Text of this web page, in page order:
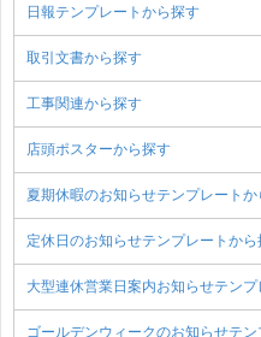
日報テンプレートから探す
取引文書から探す
工事関連から探す
店頭ポスターから探す
夏期休暇のお知らせテンプレートか
定休日のお知らせテンプレートから
大型連休営業日案内お知らせテン
ゴールデンウィークのお知らせテ